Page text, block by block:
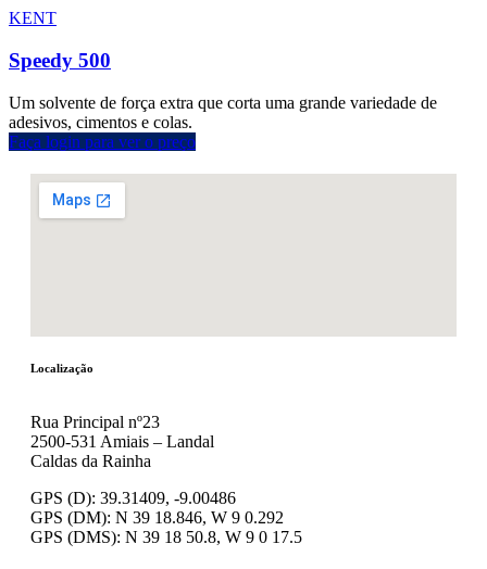
KENT
Speedy 500
Um solvente de força extra que corta uma grande variedade de
adesivos, cimentos e colas.
Faça login para ver o preço
Localização
Rua Principal nº23
2500-531 Amiais – Landal
Caldas da Rainha
GPS (D): 39.31409, -9.00486
GPS (DM): N 39 18.846, W 9 0.292
GPS (DMS): N 39 18 50.8, W 9 0 17.5